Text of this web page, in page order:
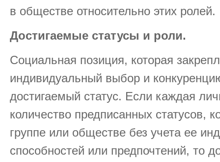
в обществе относительно этих ролей.
Достигаемые статусы и роли.
Социальная позиция, которая
индивидуальный выбор и
достигаемый статус. Если каждая
количество предписанных статусов,
группе или обществе без учета ее
способностей или предпочтений, то